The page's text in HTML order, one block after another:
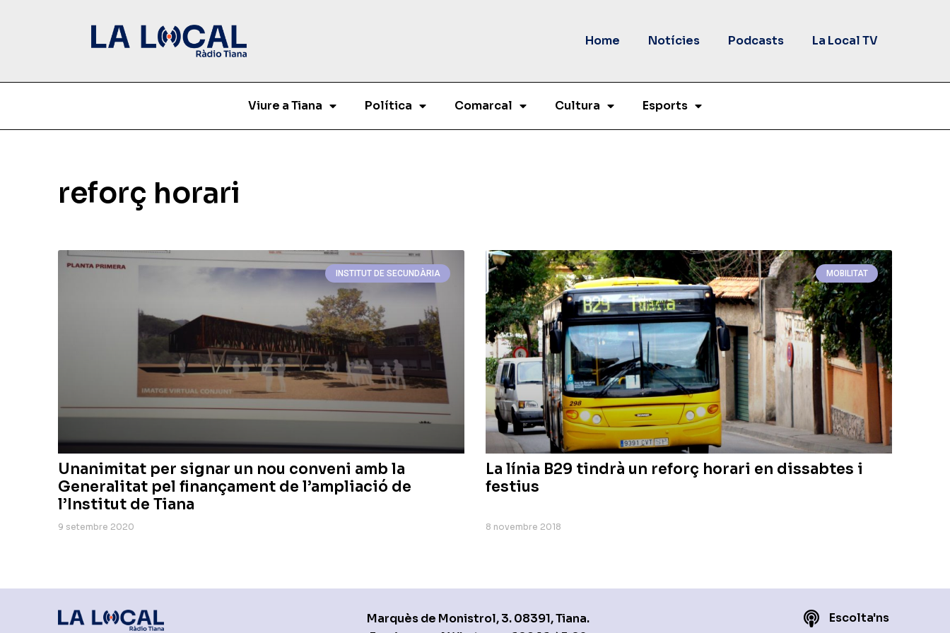
Home Notícies Podcasts La Local TV
Viure a Tiana Política Comarcal Cultura Esports
reforç horari
INSTITUT DE SECUNDÀRIA
Unanimitat per signar un nou conveni amb la
Generalitat pel finançament de l’ampliació de
l’Institut de Tiana
9 setembre 2020
MOBILITAT
La línia B29 tindrà un reforç horari en dissabtes i
festius
8 novembre 2018
Marquès de Monistrol, 3. 08391, Tiana.
Escolta'ns